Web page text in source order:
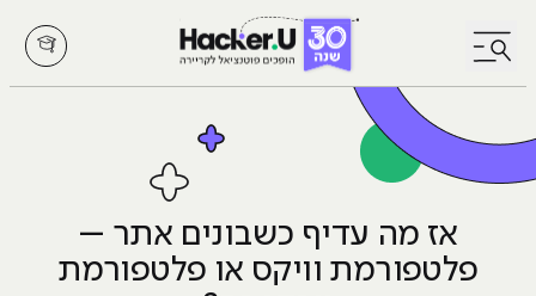
לחץ לפתיחת/סגירת תפריט
אז מה עדיף כשבונים אתר –
פלטפורמת וויקס או פלטפורמת